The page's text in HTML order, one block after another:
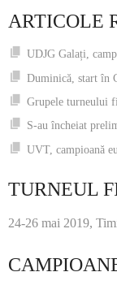
ARTICOLE
UDJG Galați,
Duminică, start în
Grupele turneului
S-au încheiat
UVT, campioană
TURNEUL
24-26 mai 2019,